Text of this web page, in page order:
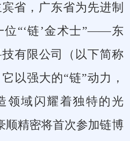
宾省 ，广东省为先进制
位“‘链’金术士”——东
有限公司（以下简称
以强大的“链”动力，
领域闪耀着独特的光
顺精密将首次参加链博